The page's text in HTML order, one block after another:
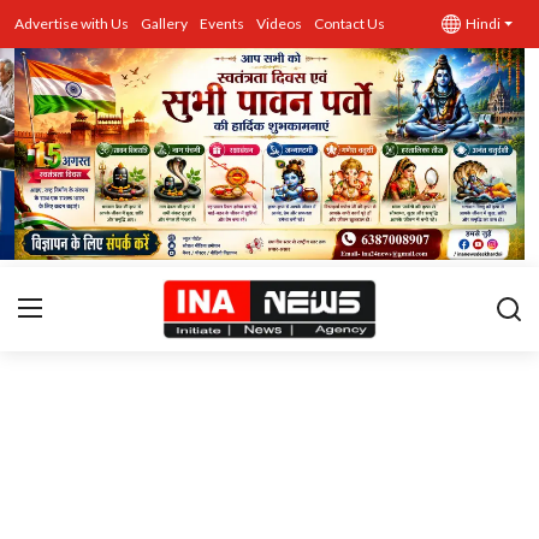
Advertise with Us Gallery Events Videos Contact Us Hindi
उत्तर प्रदेश
Advertise with Us
Events
राज्य